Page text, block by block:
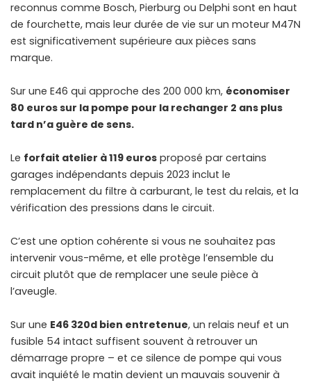
reconnus comme Bosch, Pierburg ou Delphi sont en haut
de fourchette, mais leur durée de vie sur un moteur M47N
est significativement supérieure aux pièces sans
marque.
Sur une E46 qui approche des 200 000 km, économiser
80 euros sur la pompe pour la rechanger 2 ans plus
tard n’a guère de sens.
Le forfait atelier à 119 euros proposé par certains
garages indépendants depuis 2023 inclut le
remplacement du filtre à carburant, le test du relais, et la
vérification des pressions dans le circuit.
C’est une option cohérente si vous ne souhaitez pas
intervenir vous-même, et elle protège l’ensemble du
circuit plutôt que de remplacer une seule pièce à
l’aveugle.
Sur une E46 320d bien entretenue, un relais neuf et un
fusible 54 intact suffisent souvent à retrouver un
démarrage propre – et ce silence de pompe qui vous
avait inquiété le matin devient un mauvais souvenir à